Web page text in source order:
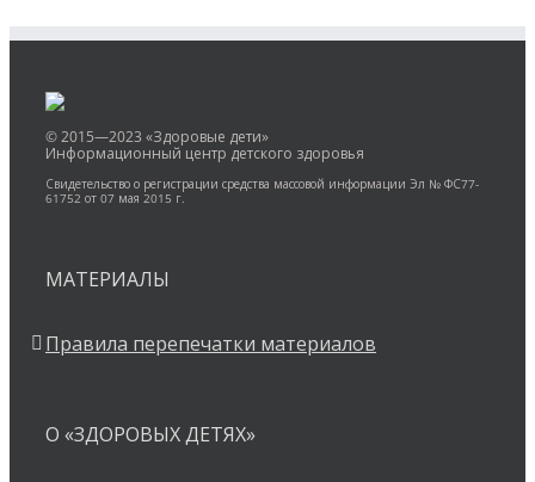
© 2015—2023 «Здоровые дети»
Информационный центр детского здоровья
Свидетельство о регистрации средства массовой информации Эл № ФС77-
61752 от 07 мая 2015 г.
МАТЕРИАЛЫ
Правила перепечатки материалов
О «ЗДОРОВЫХ ДЕТЯХ»